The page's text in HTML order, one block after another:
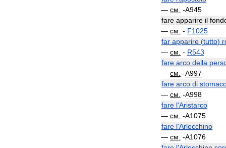
— см -A945
fare apparire il
— см - F1025
far apparire (tutto)
— см - R543
fare arco della
— см -A997
fare arco di
— см -A998
fare l'Aristarco
— см -A1075
fare l'Arlecchino
— см -A1076